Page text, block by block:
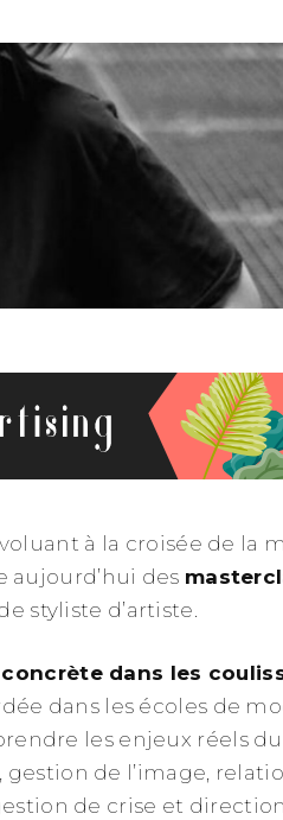
à la croisée de la
aujourd’hui des
styliste d’artiste.
dans les
dans les écoles de
les enjeux réels
de l’image,
de crise et direction